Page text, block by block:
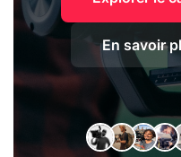
En savoir